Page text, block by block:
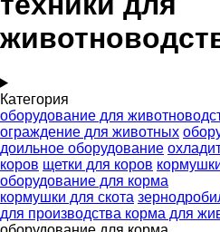
Категория
оборудование для
ограждение для животных
доильное оборудование
коров щетки для коров
оборудование для корма
кормушки для скота
для производства корма для